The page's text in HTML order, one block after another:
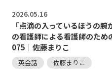
2026.05.16
「点滴の入っているほうの
の看護師による看護師のため
075｜佐藤まりこ
英会話 佐藤まりこ